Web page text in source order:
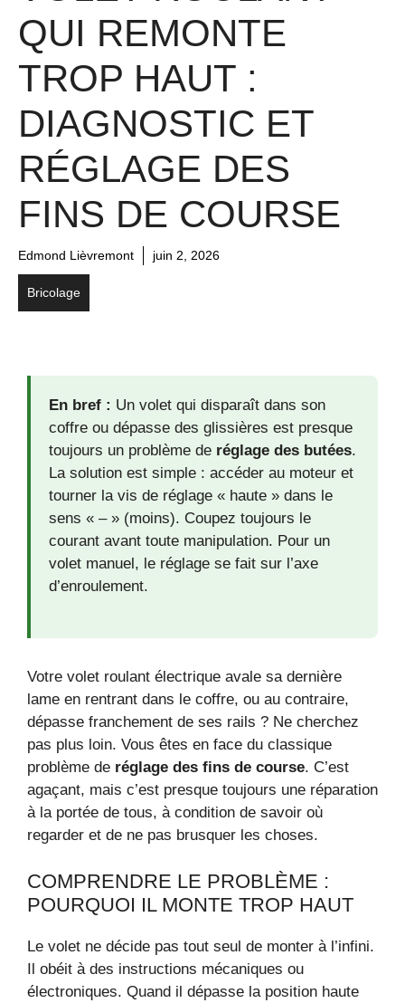
QUI REMONTE
TROP HAUT :
DIAGNOSTIC ET
RÉGLAGE DES
FINS DE COURSE
Edmond Lièvremont juin 2, 2026
Bricolage
En bref : Un volet qui disparaît dans son
coffre ou dépasse des glissières est presque
toujours un problème de réglage des butées.
La solution est simple : accéder au moteur et
tourner la vis de réglage « haute » dans le
sens « – » (moins). Coupez toujours le
courant avant toute manipulation. Pour un
volet manuel, le réglage se fait sur l’axe
d’enroulement.
Votre volet roulant électrique avale sa dernière
lame en rentrant dans le coffre, ou au contraire,
dépasse franchement de ses rails ? Ne cherchez
pas plus loin. Vous êtes en face du classique
problème de réglage des fins de course. C’est
agaçant, mais c’est presque toujours une réparation
à la portée de tous, à condition de savoir où
regarder et de ne pas brusquer les choses.
COMPRENDRE LE PROBLÈME :
POURQUOI IL MONTE TROP HAUT
Le volet ne décide pas tout seul de monter à l’infini.
Il obéit à des instructions mécaniques ou
électroniques. Quand il dépasse la position haute